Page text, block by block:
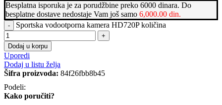
Besplatna isporuka je za porudžbine preko 6000 dinara. Do
besplatne dostave nedostaje Vam još samo 6,000.00 din.
Sportska vodootporna kamera HD720P količina
Dodaj u korpu
Uporedi
Dodaj u listu želja
Šifra proizvoda: 84f26fbb8b45
Podeli:
Kako poručiti?